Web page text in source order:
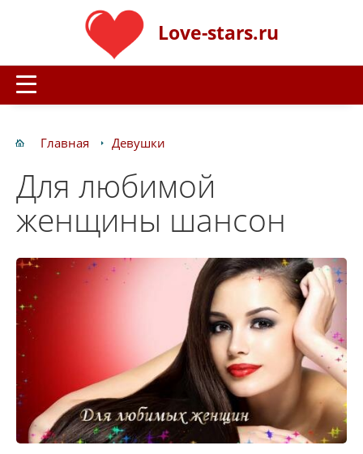
Love-stars.ru
Главная Девушки
Для любимой
женщины шансон